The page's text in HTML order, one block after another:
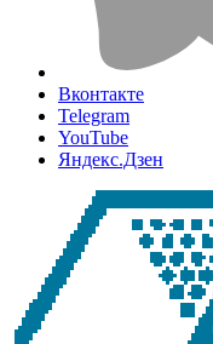
Вконтакте
Telegram
YouTube
Яндекс.Дзен